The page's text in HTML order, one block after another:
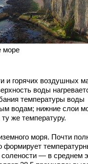
море
и горячих воздушных
воды
температуры воды
водам; нижние слои
же температуру.
моря. Почти
формирует
— в среднем